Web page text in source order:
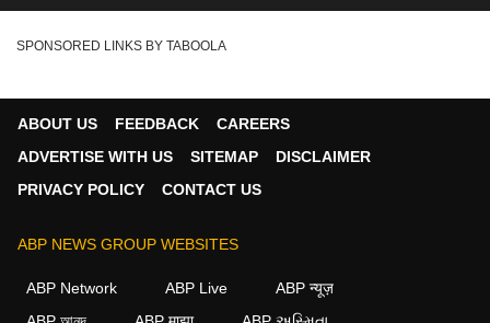
SPONSORED LINKS BY TABOOLA
ABOUT US FEEDBACK
CAREERS
ADVERTISE WITH US
SITEMAP
DISCLAIMER
PRIVACY POLICY
CONTACT US
ABP NEWS GROUP WEBSITES
ABP Network ABP Live
ABP न्यूज़